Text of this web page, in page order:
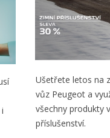
Ušetřete letos na
vůz Peugeot a
všechny produkty
příslušenství.